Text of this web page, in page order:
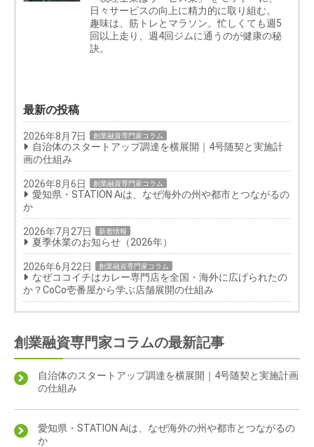
日々サービスの向上に精力的に取り組む。
趣味は、筋トレとマラソン。忙しくても週5
回以上走り、週4回ジムに通うのが健康の秘
訣。
最新の投稿
2026年8月7日 創業融資専門家コラム
自治体のスタートアップ調達を横展開｜4号随契と実施計
画の仕組み
2026年8月6日 創業融資専門家コラム
愛知県・STATION Aiは、なぜ海外の州や都市とつながるの
か
2026年7月27日 新着情報
夏季休業のお知らせ（2026年）
2026年6月22日 創業融資専門家コラム
なぜココイチはカレー専門店を全国・海外に広げられたの
か？CoCo壱番屋から学ぶ店舗展開の仕組み
創業融資専門家コラムの最新記事
自治体のスタートアップ調達を横展開｜4号随契と実施計画
の仕組み
愛知県・STATION Aiは、なぜ海外の州や都市とつながるの
か